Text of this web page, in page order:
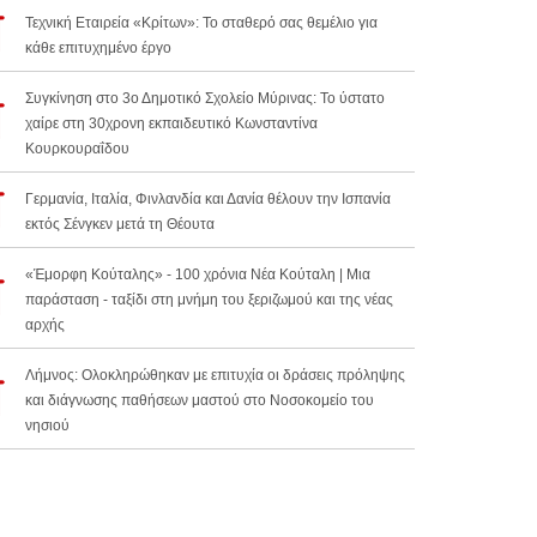
Τεχνική Εταιρεία «Κρίτων»: Το σταθερό σας θεμέλιο για
κάθε επιτυχημένο έργο
Συγκίνηση στο 3ο Δημοτικό Σχολείο Μύρινας: Το ύστατο
χαίρε στη 30χρονη εκπαιδευτικό Κωνσταντίνα
Κουρκουραΐδου
Γερμανία, Ιταλία, Φινλανδία και Δανία θέλουν την Ισπανία
εκτός Σένγκεν μετά τη Θέουτα
«Έμορφη Κούταλης» - 100 χρόνια Νέα Κούταλη | Μια
παράσταση - ταξίδι στη μνήμη του ξεριζωμού και της νέας
αρχής
Λήμνος: Ολοκληρώθηκαν με επιτυχία οι δράσεις πρόληψης
και διάγνωσης παθήσεων μαστού στο Νοσοκομείο του
νησιού